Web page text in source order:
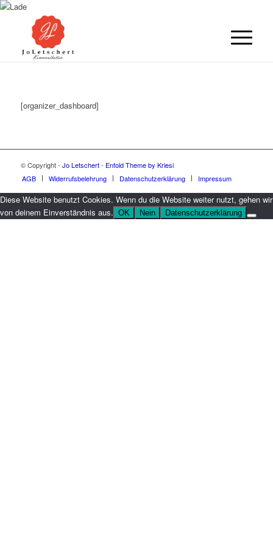
[organizer_dashboard]
© Copyright - Jo Letschert- Enfold Theme by Kriesi
AGB
Widerrufsbelehrung Datenschutzerklärung Impressum
Diese Website benutzt Cookies. Wenn du die Website weiter nutzt, gehen wir
von deinem Einverständnis aus. OK Nein Datenschutzerklärung